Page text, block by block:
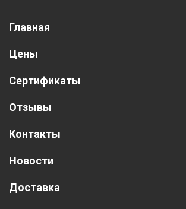
Главная
Цены
Сертификаты
Отзывы
Контакты
Новости
Доставка